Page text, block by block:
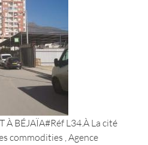
À BÉJAÏA#Réf L34.À La cité
commodities , Agence